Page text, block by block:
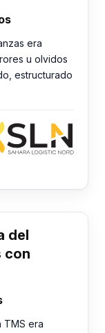
era
u olvidos
estructurado
del
con
TMS era